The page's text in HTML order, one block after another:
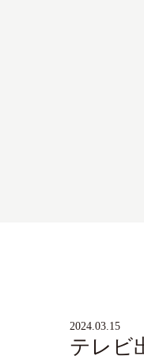
2024.03.15
テレビ